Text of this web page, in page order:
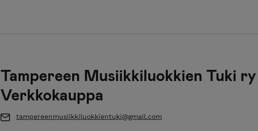
Tampereen Musiikkiluokkien Tuki
Verkkokauppa
tampereenmusiikkiluokkientuki@gmail.com